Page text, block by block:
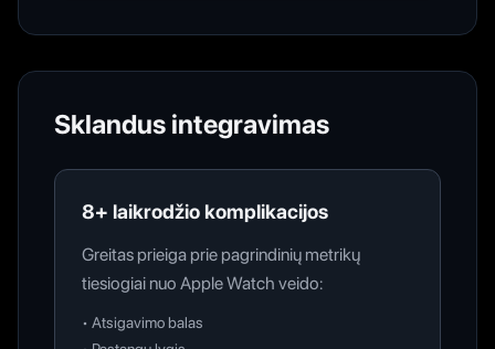
Sklandus integravimas
8+ laikrodžio komplikacijos
Greitas prieiga prie pagrindinių metrikų
tiesiogiai nuo Apple Watch veido:
• Atsigavimo balas